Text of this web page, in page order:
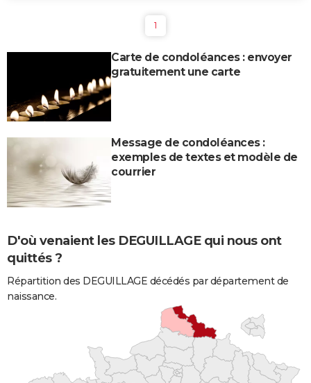
1
Carte de condoléances : envoyer
gratuitement une carte
Message de condoléances :
exemples de textes et modèle de
courrier
D'où venaient les DEGUILLAGE qui nous ont
quittés ?
Répartition des DEGUILLAGE décédés par département de
naissance.